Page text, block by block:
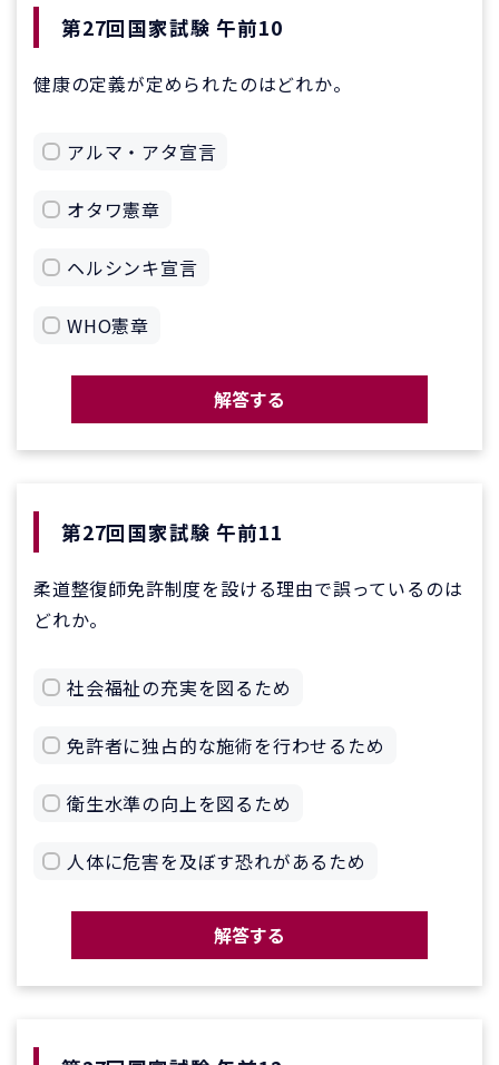
第27回国家試験 午前10
健康の定義が定められたのはどれか。
アルマ・アタ宣言
オタワ憲章
ヘルシンキ宣言
WHO憲章
解答する
第27回国家試験 午前11
柔道整復師免許制度を設ける理由で誤っているのは
どれか。
社会福祉の充実を図るため
免許者に独占的な施術を行わせるため
衛生水準の向上を図るため
人体に危害を及ぼす恐れがあるため
解答する